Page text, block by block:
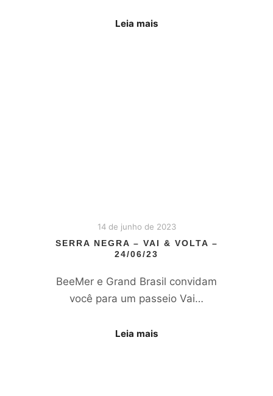
Leia mais
14 de junho de 2023
SERRA NEGRA – VAI & VOLTA –
24/06/23
BeeMer e Grand Brasil convidam
você para um passeio Vai…
Leia mais